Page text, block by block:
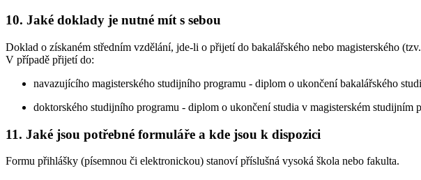
10. Jaké doklady je nutné mít s sebou
Doklad o získaném středním vzdělání, jde-li o přijetí do bakalářského nebo magisterského
V případě přijetí do:
navazujícího magisterského studijního programu - diplom o ukončení bakalářského
doktorského studijního programu - diplom o ukončení studia v magisterském studijním
11. Jaké jsou potřebné formuláře a kde jsou k dispozici
Formu přihlášky (písemnou či elektronickou) stanoví příslušná vysoká škola nebo fakulta.